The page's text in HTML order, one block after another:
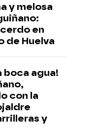
y melosa
en
de Huelva
boca agua!
con la
y